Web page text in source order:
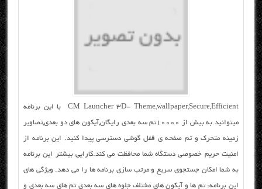
CM Launcher 3D- Theme,wallpaper,Secure,Efficient با این برنامه
میتوانید به بیش از ۱۰۰۰۰تم سه بعدی رایگان,آیکون های دو بعدی,تصاویر
زمینه متحرک و تم صفحه ی قفل گوشی دسترسی پیدا کنید. این برنامه از
امنیت حریم خصوصی دستگاه شما محافظت می کند.کارایی بیشتر این برنامه
به شما امکان جستجوی سریع و مرتب سازی برنامه ها را می دهد. ویژگی های
این برنامه: تم ها و آیکون های مختلف جلوه های سه بعدی تم های سه بعدی و